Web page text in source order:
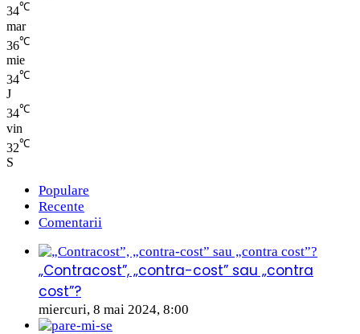
34℃
mar
36℃
mie
34℃
J
34℃
vin
32℃
S
Populare
Recente
Comentarii
„Contracost”, „contra-cost” sau „contra
cost”?
miercuri, 8 mai 2024, 8:00